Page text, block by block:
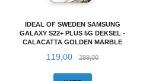
IDEAL OF SWEDEN SAMSUNG
GALAXY S22+ PLUS 5G DEKSEL -
CALACATTA GOLDEN MARBLE
Tilbud
119,00 299,00Rabatt